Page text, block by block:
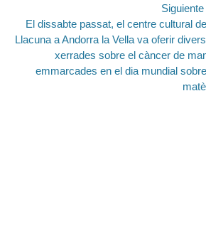
Entrada
siguiente:
El dissabte passat, el centre cultural
Llacuna a Andorra la Vella va oferir
xerrades sobre el càncer de
emmarcades en el dia mundial